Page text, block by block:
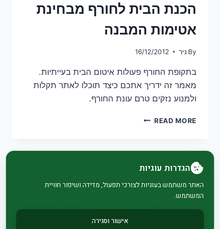
הכנת הבית לחורף מבחינת
אטימות המבנה
By ניר 16/12/2012
בתקופת החורף פעולות איטום הבית בעייתיות.
מאמר זה ידריך אתכם כיצד תוכלו לאתר תקלות
ולמנוע נזקים טרם עונת החורף.
READ MOREהכנת
מבחינת
המבנה
WP
הגדרות עוגיות
האתר משתמש בעוגיות לצורכי תפעול, מדידה ושיפור חוויית
המשתמש.
אישור וסגירה